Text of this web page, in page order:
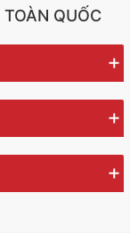
TOÀN QUỐC